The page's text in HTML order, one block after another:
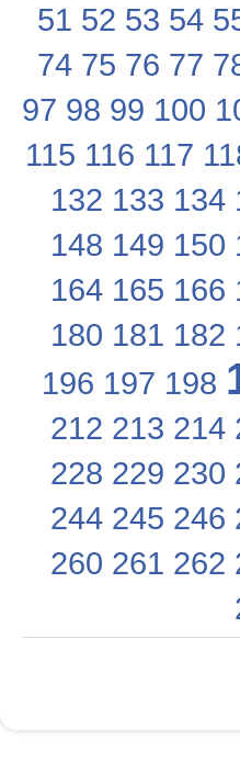
51 52 53 54
74 75 76 77
97 98 99 100
115 116 117
132 133 134
148 149 150
164 165 166
180 181 182
196 197 198
212 213 214
228 229 230
244 245 246
260 261 262